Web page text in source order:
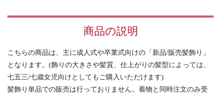
商品の説明
こちらの商品は、主に成人式や卒業式向けの「新品/販売髪飾り」
となります。(飾りの大きさや髪質、仕上がりの髪型によっては、
七五三/七歳女児向けとしてもご購入いただけます)
髪飾り単品での販売は行っておりません。着物と同時注文のみ受